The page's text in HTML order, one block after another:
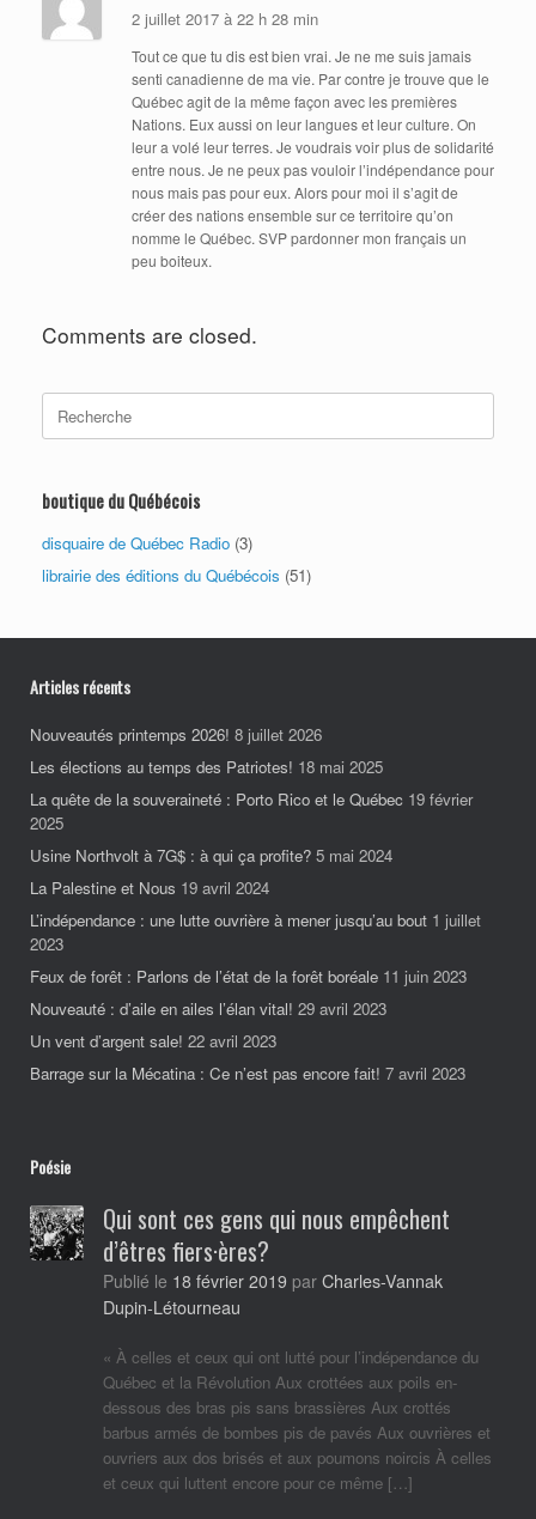
2 juillet 2017 à 22 h 28 min
Tout ce que tu dis est bien vrai. Je ne me suis jamais
senti canadienne de ma vie. Par contre je trouve que le
Québec agit de la même façon avec les premières
Nations. Eux aussi on leur langues et leur culture. On
leur a volé leur terres. Je voudrais voir plus de solidarité
entre nous. Je ne peux pas vouloir l’indépendance pour
nous mais pas pour eux. Alors pour moi il s’agit de
créer des nations ensemble sur ce territoire qu’on
nomme le Québec. SVP pardonner mon français un
peu boiteux.
Comments are closed.
Search
for:
boutique du Québécois
disquaire de Québec Radio (3)
librairie des éditions du Québécois (51)
Articles récents
Nouveautés printemps 2026! 8 juillet 2026
Les élections au temps des Patriotes! 18 mai 2025
La quête de la souveraineté : Porto Rico et le Québec 19 février
2025
Usine Northvolt à 7G$ : à qui ça profite? 5 mai 2024
La Palestine et Nous 19 avril 2024
L’indépendance : une lutte ouvrière à mener jusqu’au bout 1 juillet
2023
Feux de forêt : Parlons de l’état de la forêt boréale 11 juin 2023
Nouveauté : d’aile en ailes l’élan vital! 29 avril 2023
Un vent d’argent sale! 22 avril 2023
Barrage sur la Mécatina : Ce n’est pas encore fait! 7 avril 2023
Poésie
Qui sont ces gens qui nous empêchent
d’êtres fiers·ères?
Publié le 18 février 2019 par Charles-Vannak
Dupin-Létourneau
« À celles et ceux qui ont lutté pour l’indépendance du
Québec et la Révolution Aux crottées aux poils en-
dessous des bras pis sans brassières Aux crottés
barbus armés de bombes pis de pavés Aux ouvrières et
ouvriers aux dos brisés et aux poumons noircis À celles
et ceux qui luttent encore pour ce même […]